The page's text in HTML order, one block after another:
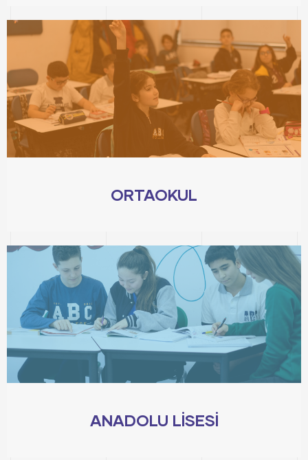
ORTAOKUL
ANADOLU LİSESİ